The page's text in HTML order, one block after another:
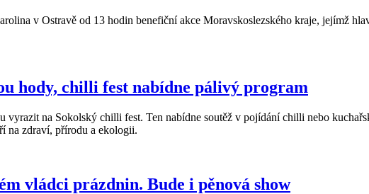
v Ostravě od 13 hodin benefiční akce Moravskoslezského kraje, jejímž
hody, chilli fest nabídne pálivý program
vyrazit na Sokolský chilli fest. Ten nabídne soutěž v pojídání chilli nebo
na zdraví, přírodu a ekologii.
vládci prázdnin. Bude i pěnová show